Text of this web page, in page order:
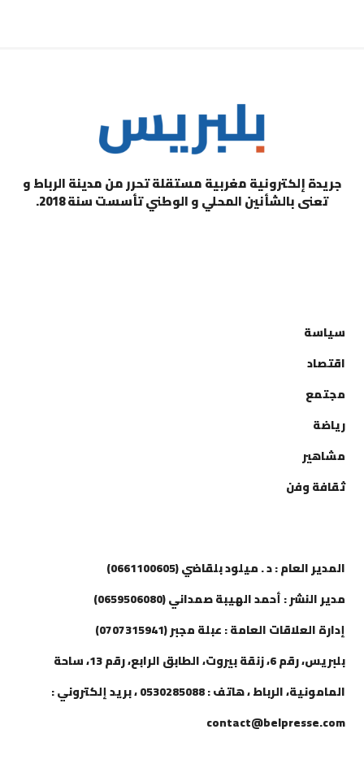
جريدة إلكترونية مغربية مستقلة تحرر من مدينة الرباط و
تعنى بالشأنين المحلي و الوطني تأسست سنة 2018.
سياسة
اقتصاد
مجتمع
رياضة
مشاهير
ثقافة وفن
المدير العام : د . ميلود بلقاضي (0661100605)
مدير النشر : أحمد الهيبة صمداني (0659506080)
إدارة العلاقات العامة : عبلة مجبر (0707315941)
بلبريس، رقم 6، زنقة بيروت، الطابق الرابع، رقم 13، ساحة
المامونية، الرباط ، هاتف : 0530285088 ، بريد إلكتروني :
contact@belpresse.com